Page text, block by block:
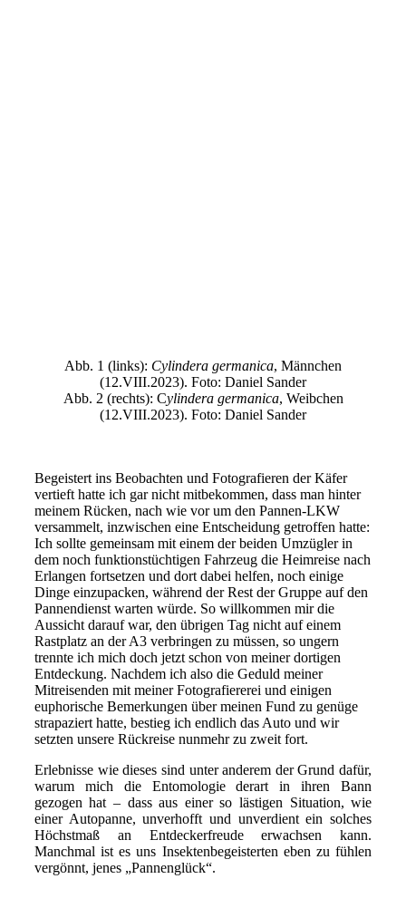
Abb. 1 (links): Cylindera germanica, Männchen
(12.VIII.2023). Foto: Daniel Sander
Abb. 2 (rechts): Cylindera germanica, Weibchen
(12.VIII.2023). Foto: Daniel Sander
Begeistert ins Beobachten und Fotografieren der Käfer
vertieft hatte ich gar nicht mitbekommen, dass man hinter
meinem Rücken, nach wie vor um den Pannen-LKW
versammelt, inzwischen eine Entscheidung getroffen hatte:
Ich sollte gemeinsam mit einem der beiden Umzügler in
dem noch funktionstüchtigen Fahrzeug die Heimreise nach
Erlangen fortsetzen und dort dabei helfen, noch einige
Dinge einzupacken, während der Rest der Gruppe auf den
Pannendienst warten würde. So willkommen mir die
Aussicht darauf war, den übrigen Tag nicht auf einem
Rastplatz an der A3 verbringen zu müssen, so ungern
trennte ich mich doch jetzt schon von meiner dortigen
Entdeckung. Nachdem ich also die Geduld meiner
Mitreisenden mit meiner Fotografiererei und einigen
euphorische Bemerkungen über meinen Fund zu genüge
strapaziert hatte, bestieg ich endlich das Auto und wir
setzten unsere Rückreise nunmehr zu zweit fort.
Erlebnisse wie dieses sind unter anderem der Grund dafür,
warum mich die Entomologie derart in ihren Bann
gezogen hat – dass aus einer so lästigen Situation, wie
einer Autopanne, unverhofft und unverdient ein solches
Höchstmaß an Entdeckerfreude erwachsen kann.
Manchmal ist es uns Insektenbegeisterten eben zu fühlen
vergönnt, jenes „Pannenglück“.